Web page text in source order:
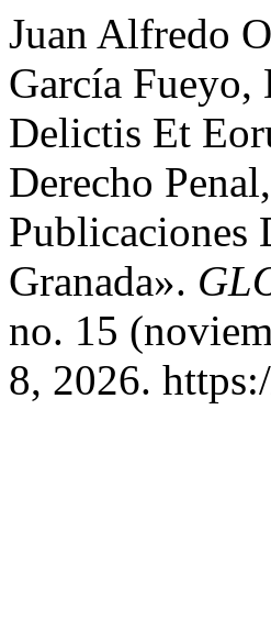
Juan Alfredo
García Fueyo,
Delictis Et
Derecho
Publicaciones
Granada».
no. 15
8, 2026.